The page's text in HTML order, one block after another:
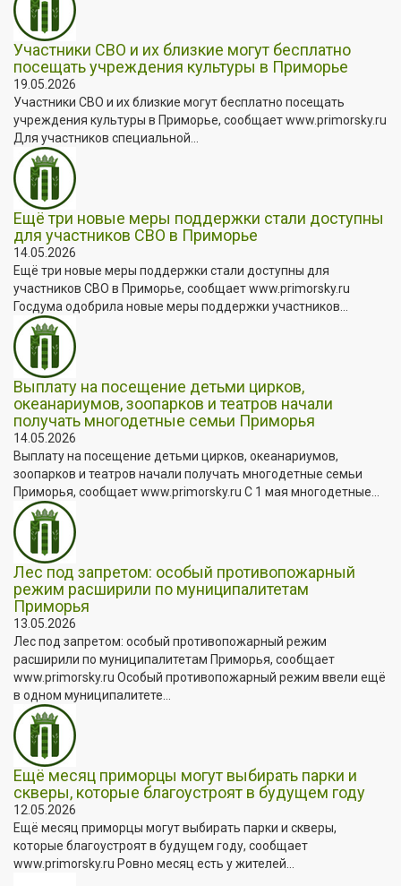
Участники СВО и их близкие могут бесплатно
посещать учреждения культуры в Приморье
19.05.2026
Участники СВО и их близкие могут бесплатно посещать
учреждения культуры в Приморье, сообщает www.primorsky.ru
Для участников специальной...
Ещё три новые меры поддержки стали доступны
для участников СВО в Приморье
14.05.2026
Ещё три новые меры поддержки стали доступны для
участников СВО в Приморье, сообщает www.primorsky.ru
Госдума одобрила новые меры поддержки участников...
Выплату на посещение детьми цирков,
океанариумов, зоопарков и театров начали
получать многодетные семьи Приморья
14.05.2026
Выплату на посещение детьми цирков, океанариумов,
зоопарков и театров начали получать многодетные семьи
Приморья, сообщает www.primorsky.ru С 1 мая многодетные...
Лес под запретом: особый противопожарный
режим расширили по муниципалитетам
Приморья
13.05.2026
Лес под запретом: особый противопожарный режим
расширили по муниципалитетам Приморья, сообщает
www.primorsky.ru Особый противопожарный режим ввели ещё
в одном муниципалитете...
Ещё месяц приморцы могут выбирать парки и
скверы, которые благоустроят в будущем году
12.05.2026
Ещё месяц приморцы могут выбирать парки и скверы,
которые благоустроят в будущем году, сообщает
www.primorsky.ru Ровно месяц есть у жителей...